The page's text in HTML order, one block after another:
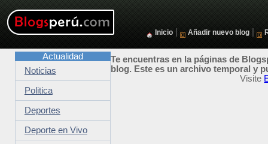
Inicio Añadir nuevo blog
Te encuentras en la páginas de
blog. Este es un archivo temporal y
Visite
Actualidad
Noticias
Politica
Deportes
Deporte en Vivo